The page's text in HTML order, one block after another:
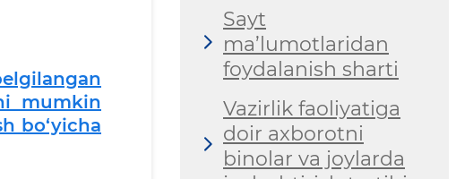
mumkin
bo‘yicha
Sayt
ma’lumotlaridan
foydalanish sharti
Vazirlik faoliyatiga
doir axborotni
binolar va joylarda